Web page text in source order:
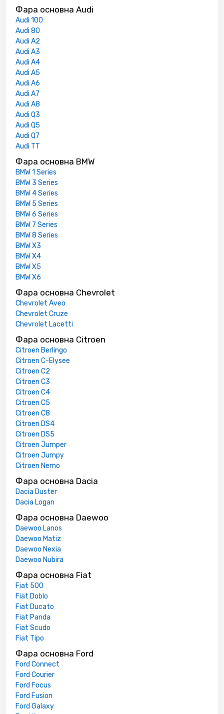
Фара основна Audi
Audi 100
Audi 80
Audi A2
Audi A3
Audi A4
Audi A5
Audi A6
Audi A7
Audi A8
Audi Q3
Audi Q5
Audi Q7
Audi TT
Фара основна BMW
BMW 1 Series
BMW 3 Series
BMW 4 Series
BMW 5 Series
BMW 6 Series
BMW 7 Series
BMW 8 Series
BMW X3
BMW X4
BMW X5
BMW X6
Фара основна Chevrolet
Chevrolet Aveo
Chevrolet Cruze
Chevrolet Lacetti
Фара основна Citroen
Citroen Berlingo
Citroen C-Elysee
Citroen C2
Citroen C3
Citroen C4
Citroen C5
Citroen C8
Citroen DS4
Citroen DS5
Citroen Jumper
Citroen Jumpy
Citroen Nemo
Фара основна Dacia
Dacia Duster
Dacia Logan
Фара основна Daewoo
Daewoo Lanos
Daewoo Matiz
Daewoo Nexia
Daewoo Nubira
Фара основна Fiat
Fiat 500
Fiat Doblo
Fiat Ducato
Fiat Panda
Fiat Scudo
Fiat Tipo
Фара основна Ford
Ford Connect
Ford Courier
Ford Focus
Ford Fusion
Ford Galaxy